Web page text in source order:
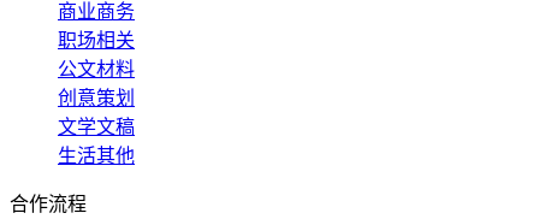
商业商务
职场相关
公文材料
创意策划
文学文稿
生活其他
合作流程